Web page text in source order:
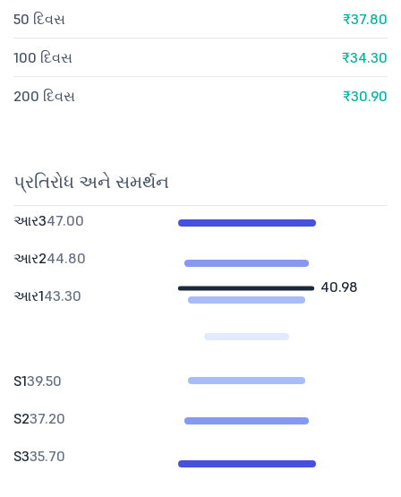
50 દિવસ ₹37.80
100 દિવસ ₹34.30
200 દિવસ ₹30.90
પ્રતિરોધ અને સમર્થન
40.98
આર347.00
આર244.80
આર143.30
S139.50
S237.20
S335.70